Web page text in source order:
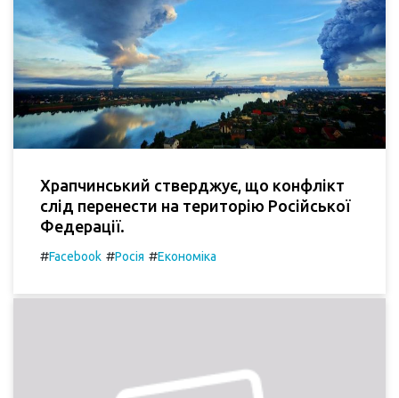
Храпчинський стверджує, що конфлікт
слід перенести на територію Російської
Федерації.
#Facebook #Росія #Економіка